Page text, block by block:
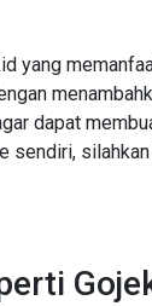
yang
dapat